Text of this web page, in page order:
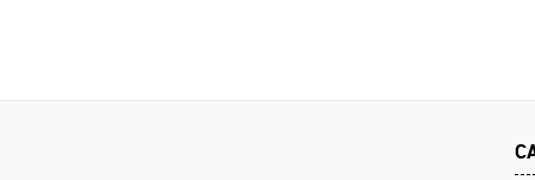
Купить в 1 клик
Сравнение
Купить в 1
В